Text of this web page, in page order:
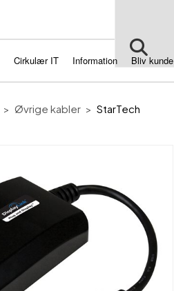
Cirkulær IT Information Bliv kunde
Øvrige kabler StarTech